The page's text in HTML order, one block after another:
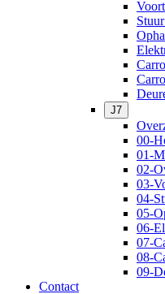
J7
00-
01-
02-
03-
04-
05-
06-
07-
08-
09-
Contact